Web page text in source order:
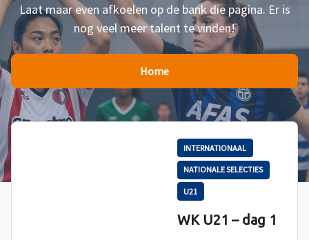
Laat maar even afkoelen op de bank die pagina. Er is
nog veel meer talent te vinden!
Home
INTERNATIONAAL
NATIONALE SELECTIES
U21
WK U21 – dag 1